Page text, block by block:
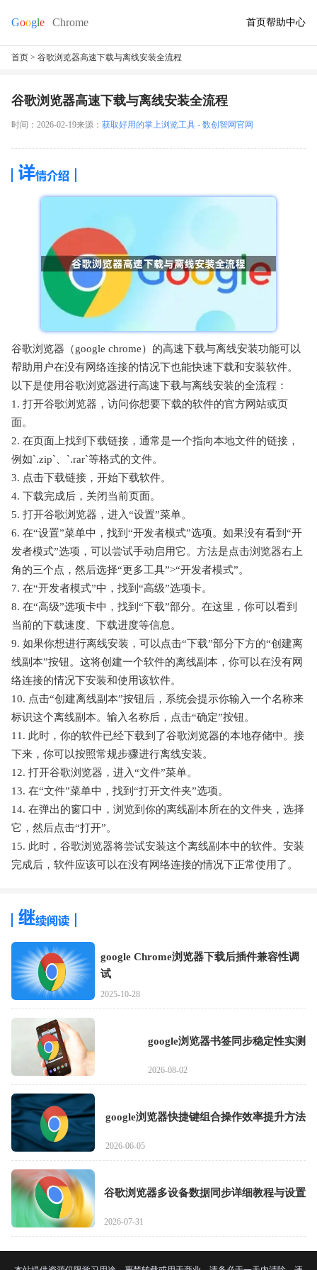
首页帮助中心
首页 > 谷歌浏览器高速下载与离线安装全流程
谷歌浏览器高速下载与离线安装全流程
时间：2026-02-19来源： 获取好用的掌上浏览工具 - 数创智网官网
谷歌浏览器（google chrome）的高速下载与离线安装功能可以
帮助用户在没有网络连接的情况下也能快速下载和安装软件。
以下是使用谷歌浏览器进行高速下载与离线安装的全流程：
1. 打开谷歌浏览器，访问你想要下载的软件的官方网站或页
面。
2. 在页面上找到下载链接，通常是一个指向本地文件的链接，
例如`.zip`、`.rar`等格式的文件。
3. 点击下载链接，开始下载软件。
4. 下载完成后，关闭当前页面。
5. 打开谷歌浏览器，进入“设置”菜单。
6. 在“设置”菜单中，找到“开发者模式”选项。如果没有看到“开
发者模式”选项，可以尝试手动启用它。方法是点击浏览器右上
角的三个点，然后选择“更多工具”>“开发者模式”。
7. 在“开发者模式”中，找到“高级”选项卡。
8. 在“高级”选项卡中，找到“下载”部分。在这里，你可以看到
当前的下载速度、下载进度等信息。
9. 如果你想进行离线安装，可以点击“下载”部分下方的“创建离
线副本”按钮。这将创建一个软件的离线副本，你可以在没有网
络连接的情况下安装和使用该软件。
10. 点击“创建离线副本”按钮后，系统会提示你输入一个名称来
标识这个离线副本。输入名称后，点击“确定”按钮。
11. 此时，你的软件已经下载到了谷歌浏览器的本地存储中。接
下来，你可以按照常规步骤进行离线安装。
12. 打开谷歌浏览器，进入“文件”菜单。
13. 在“文件”菜单中，找到“打开文件夹”选项。
14. 在弹出的窗口中，浏览到你的离线副本所在的文件夹，选择
它，然后点击“打开”。
15. 此时，谷歌浏览器将尝试安装这个离线副本中的软件。安装
完成后，软件应该可以在没有网络连接的情况下正常使用了。
google Chrome浏览器下载后插件兼容性调
试
2025-10-28
google浏览器书签同步稳定性实测
2026-08-02
google浏览器快捷键组合操作效率提升方法
2026-06-05
谷歌浏览器多设备数据同步详细教程与设置
2026-07-31